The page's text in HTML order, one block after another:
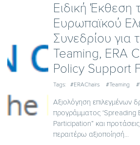
Ειδική Έκθεση
Ευρωπαϊκού
Συνεδρίου για
Teaming, ERA
Policy Support
Tags: #ERAChairs #Teaming
Aξιολόγηση επιλεγμένων
προγράμματος ‘Spreading
Participation” και
περαιτέρω αξιοποίησή...